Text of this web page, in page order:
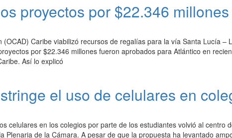
proyectos por $22.346
Caribe viabilizó recursos de regalías para la vía Santa Lucía –
por $22.346 millones fueron aprobados para Atlántico en
Así lo explicó
el uso de celulares en
celulares en los colegios por parte de los estudiantes volvió al centro
Plenaria de la Cámara. A pesar de que la propuesta ha levantado